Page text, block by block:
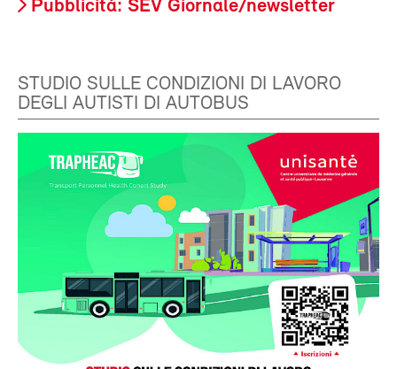
Pubblicità: SEV Giornale/newsletter
STUDIO SULLE CONDIZIONI DI LAVORO
DEGLI AUTISTI DI AUTOBUS